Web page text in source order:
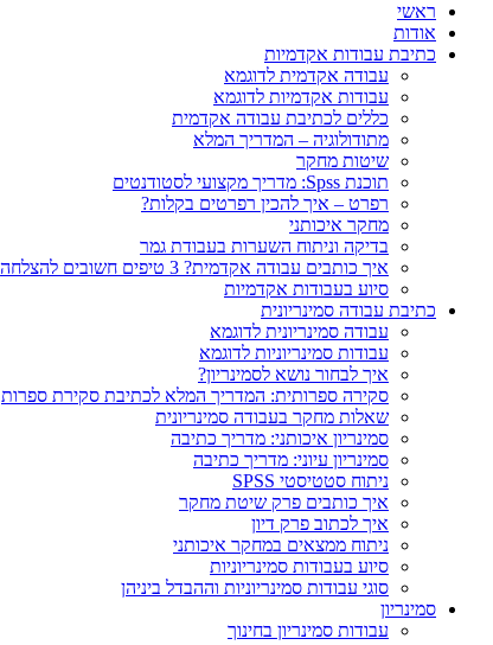
ראשי
אודות
כתיבת עבודות אקדמיות
עבודה אקדמית לדוגמא
עבודות אקדמיות לדוגמא
כללים לכתיבת עבודה אקדמית
מתודולוגיה – המדריך המלא
שיטות מחקר
תוכנת Spss: מדריך מקצועי לסטודנטים
רפרט – איך להכין רפרטים בקלות?
מחקר איכותני
בדיקה וניתוח השערות בעבודת גמר
איך כותבים עבודה אקדמית? 3 טיפים חשובים להצלחה
סיוע בעבודות אקדמיות
כתיבת עבודה סמינריונית
עבודה סמינריונית לדוגמא
עבודות סמינריוניות לדוגמא​
איך לבחור נושא לסמינריון?
סקירה ספרותית: המדריך המלא לכתיבת סקירת ספרות
שאלות מחקר בעבודה סמינריונית
סמינריון איכותני: מדריך כתיבה
סמינריון עיוני: מדריך כתיבה
ניתוח סטטיסטי SPSS
איך כותבים פרק שיטת מחקר
איך לכתוב פרק דיון
ניתוח ממצאים במחקר איכותני
סיוע בעבודות סמינריוניות
סוגי עבודות סמינריוניות וההבדל ביניהן
סמינריון
עבודות סמינריון בחינוך